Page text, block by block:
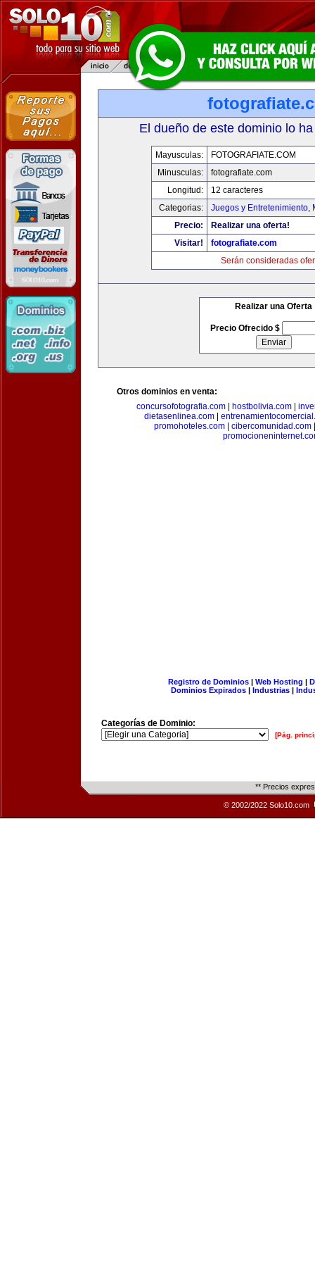
El dueño de este dominio lo
Mayusculas:
FOTOGRAFIATE.COM
Minusculas:
fotografiate.com
Longitud:
12 caracteres
Categorias:
Juegos y Entretenimiento,
Precio:
Realizar una oferta!
Visitar!
fotografiate.com
Serán consideradas
Realizar una Oferta
Precio Ofrecido $
Otros dominios en venta:
concursofotografia.com| hostbolivia.com|
dietasenlinea.com|
promohoteles.com
cibercomunidad.com
Registro de Dominios| Web Hosting |
Dominios Expirados | Industrias |
Categorías de Dominio:
[Pág.
** Precios
© 2002/2022 Solo10.com